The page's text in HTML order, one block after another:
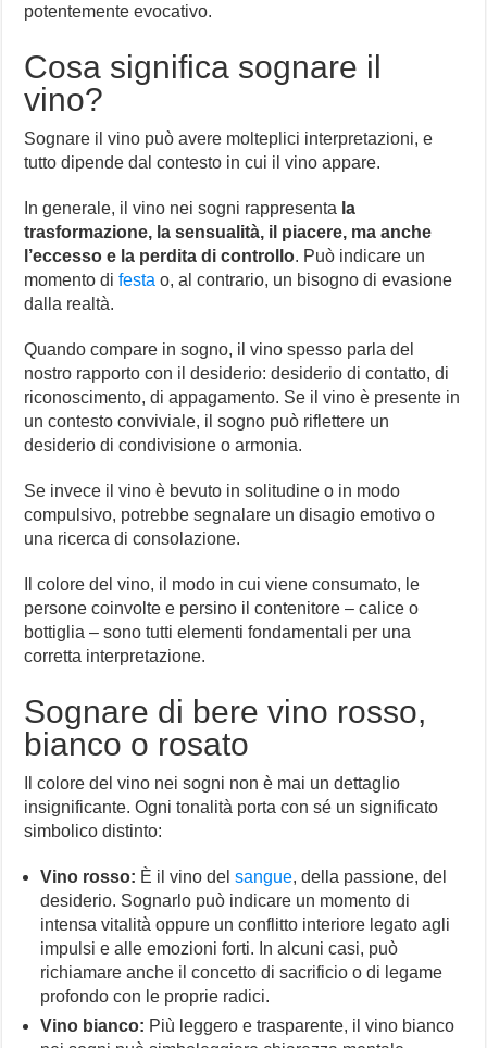
potentemente evocativo.
Cosa significa sognare il
vino?
Sognare il vino può avere molteplici interpretazioni, e
tutto dipende dal contesto in cui il vino appare.
In generale, il vino nei sogni rappresenta la
trasformazione, la sensualità, il piacere, ma anche
l’eccesso e la perdita di controllo. Può indicare un
momento difesta o, al contrario, un bisogno di evasione
dalla realtà.
Quando compare in sogno, il vino spesso parla del
nostro rapporto con il desiderio: desiderio di contatto, di
riconoscimento, di appagamento. Se il vino è presente in
un contesto conviviale, il sogno può riflettere un
desiderio di condivisione o armonia.
Se invece il vino è bevuto in solitudine o in modo
compulsivo, potrebbe segnalare un disagio emotivo o
una ricerca di consolazione.
Il colore del vino, il modo in cui viene consumato, le
persone coinvolte e persino il contenitore – calice o
bottiglia – sono tutti elementi fondamentali per una
corretta interpretazione.
Sognare di bere vino rosso,
bianco o rosato
Il colore del vino nei sogni non è mai un dettaglio
insignificante. Ogni tonalità porta con sé un significato
simbolico distinto:
Vino rosso: È il vino delsangue, della passione, del
desiderio. Sognarlo può indicare un momento di
intensa vitalità oppure un conflitto interiore legato agli
impulsi e alle emozioni forti. In alcuni casi, può
richiamare anche il concetto di sacrificio o di legame
profondo con le proprie radici.
Vino bianco: Più leggero e trasparente, il vino bianco